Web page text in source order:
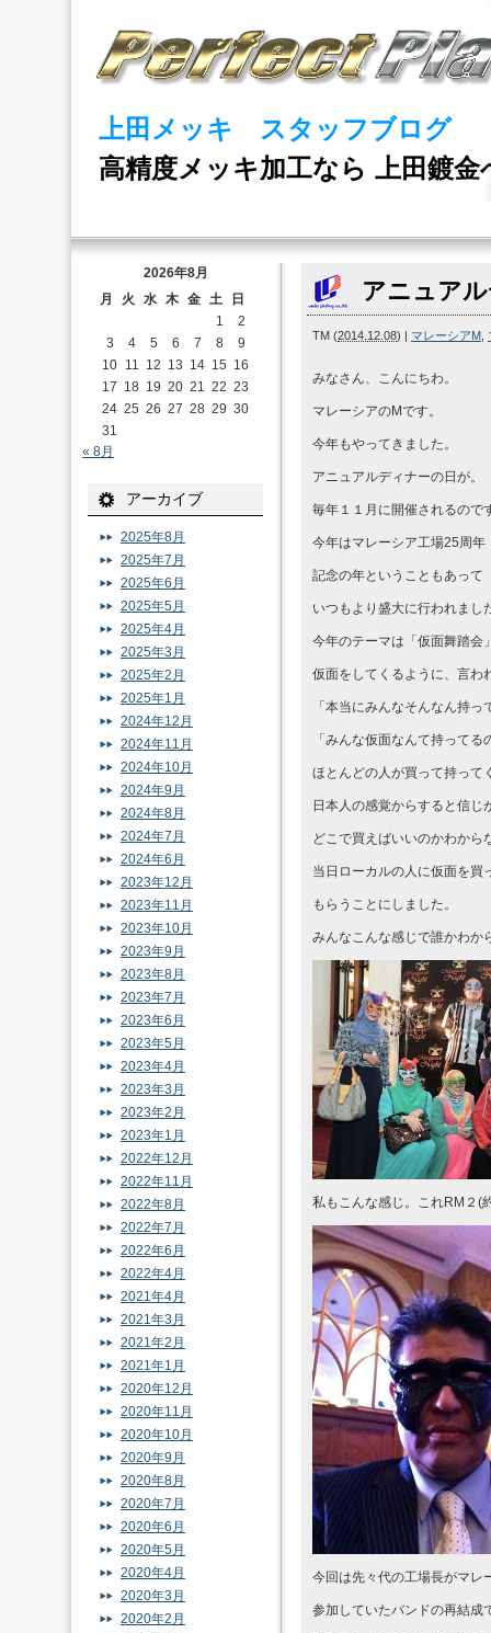
上田メッキ スタッフブログ
高精度メッキ加工なら 上田鍍金
アニュア
TM (2014.12.08) | マレーシアM
みなさん、こんにちわ。
マレーシアのMです。
今年もやってきました。
アニュアルディナーの日が。
毎年１１月に開催されるので
今年はマレーシア工場25周年
記念の年ということもあって
いつもより盛大に行われまし
今年のテーマは「仮面舞踏会
仮面をしてくるように、言わ
「本当にみんなそんなん持
「みんな仮面なんて持ってる
ほとんどの人が買って持って
日本人の感覚からすると信じ
どこで買えばいいのかわから
当日ローカルの人に仮面を買
もらうことにしました。
みんなこんな感じで誰かわか
私もこんな感じ。これRM２(
今回は先々代の工場長がマレ
参加していたバンドの再結成
2026年8月
月
火 水 木 金 土
日
1
2
3
4 5 6 7 8
9
10 11 12 13 14 15 16
17 18 19 20 21 22 23
24 25 26 27 28 29 30
31
« 8月
アーカイブ
2025年8月
2025年7月
2025年6月
2025年5月
2025年4月
2025年3月
2025年2月
2025年1月
2024年12月
2024年11月
2024年10月
2024年9月
2024年8月
2024年7月
2024年6月
2023年12月
2023年11月
2023年10月
2023年9月
2023年8月
2023年7月
2023年6月
2023年5月
2023年4月
2023年3月
2023年2月
2023年1月
2022年12月
2022年11月
2022年8月
2022年7月
2022年6月
2022年4月
2021年4月
2021年3月
2021年2月
2021年1月
2020年12月
2020年11月
2020年10月
2020年9月
2020年8月
2020年7月
2020年6月
2020年5月
2020年4月
2020年3月
2020年2月